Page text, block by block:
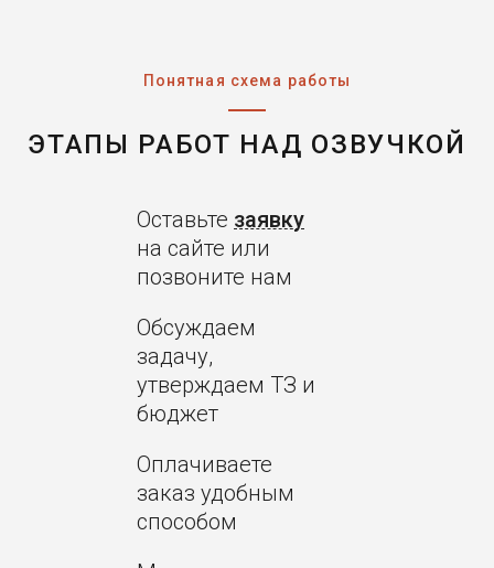
Понятная схема работы
ЭТАПЫ РАБОТ НАД ОЗВУЧКОЙ
Оставьте заявку
на сайте или
позвоните нам
Обсуждаем
задачу,
утверждаем ТЗ и
бюджет
Оплачиваете
заказ удобным
способом